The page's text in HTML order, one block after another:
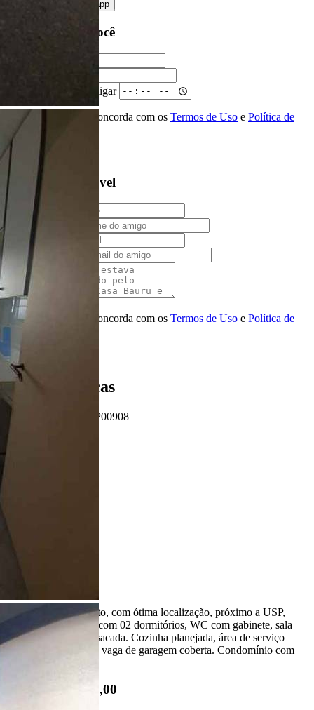
whatsapp
Ligamos para você
Melhor horário para ligar
Ao ENVIAR você concorda com os Termos de Uso e Política de
Privacidade
Solicitar Ligação
Indique este imóvel
Seu Nome
Nome do amigo
Seu e-mail
E-mail do amigo
Mensagem
Ao ENVIAR você concorda com os Termos de Uso e Política de
Privacidade
Enviar Indicação
Características
Referência: AP00908
Descrição
Excelente apartamento, com ótima localização, próximo a USP,
repleto em armários, com 02 dormitórios, WC com gabinete, sala
com 02 ambientes e sacada. Cozinha planejada, área de serviço
separada com wc. 01 vaga de garagem coberta. Condomínio com
R$ 320.000,00